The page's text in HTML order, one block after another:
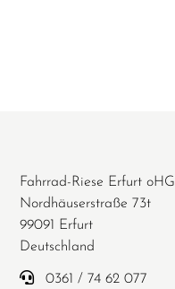
Fahrrad-Riese Erfurt oHG
Nordhäuserstraße 73t
99091 Erfurt
Deutschland
0361 / 74 62 077